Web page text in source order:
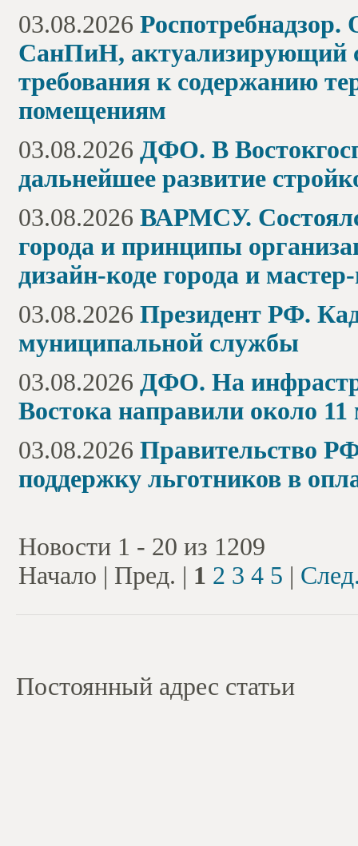
03.08.2026
СанПиН, актуализирующий
требования к содержанию
помещениям
03.08.2026 ДФО. В
дальнейшее развитие
03.08.2026 ВАРМСУ.
города и принципы
дизайн-коде города и
03.08.2026 Президент РФ.
муниципальной службы
03.08.2026 ДФО. На
Востока направили около
03.08.2026 Правительство
поддержку льготников в
Новости 1 - 20 из 1209
Начало | Пред. | 1 2 3 4 5 |
Постоянный адрес статьи